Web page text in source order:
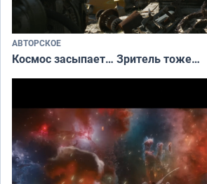
АВТОРСКОЕ
Космос засыпает… Зритель тоже…